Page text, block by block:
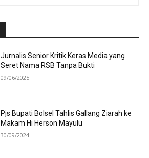
Jurnalis Senior Kritik Keras Media yang
Seret Nama RSB Tanpa Bukti
09/06/2025
Pjs Bupati Bolsel Tahlis Gallang Ziarah ke
Makam Hi Herson Mayulu
30/09/2024